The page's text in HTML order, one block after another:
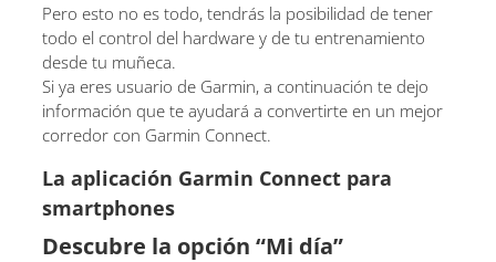
Pero esto no es todo, tendrás la posibilidad de tener
todo el control del hardware y de tu entrenamiento
desde tu muñeca.
Si ya eres usuario de Garmin, a continuación te dejo
información que te ayudará a convertirte en un mejor
corredor con Garmin Connect.
La aplicación Garmin Connect para
smartphones
Descubre la opción “Mi día”